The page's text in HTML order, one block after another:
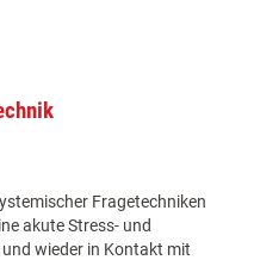
Fragetechniken
akute Stress- und
wieder in Kontakt mit